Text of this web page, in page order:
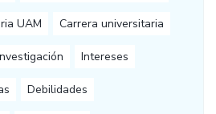
UAM Carrera universitaria
Intereses
Debilidades